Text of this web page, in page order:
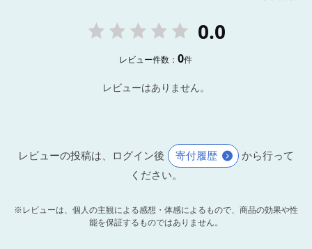
0.0
レビュー件数：0件
レビューはありません。
レビューの投稿は、ログイン後 寄付履歴
から行って
ください。
※レビューは、個人の主観による感想・体感によるもので、商品の効果や性
能を保証するものではありません。